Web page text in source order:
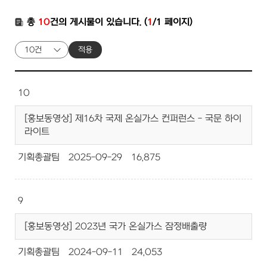
총 10건의 게시물이 있습니다. (1/1 페이지)
적용
10
[홍보동영상] 제16차 국제 온실가스 컨퍼런스 - 국문 하이
라이트
기획총괄팀 2025-09-29 16,875
9
[홍보동영상] 2023년 국가 온실가스 잠정배출량
기획총괄팀 2024-09-11 24,053